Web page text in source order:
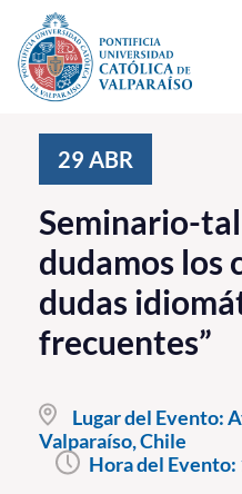
Click acá para ir directamente
Investigación, Creación e
PUCV Internacional
Vinculación con el Medio
Admisión
Pregrado
Postgrado
29 ABR
Seminario-
dudamos los
dudas
frecuentes”
Lugar del Evento:
Valparaíso, Chile
Hora del Evento: